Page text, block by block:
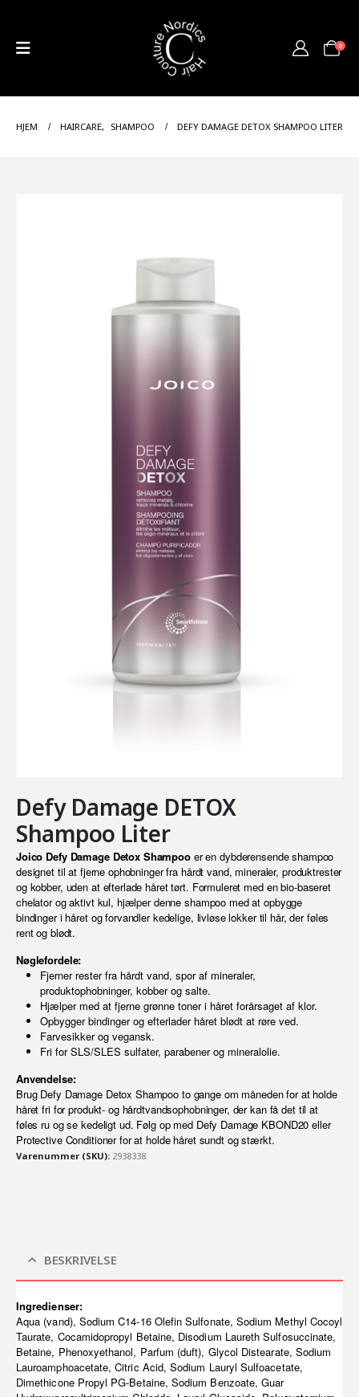
0
HJEM HAIRCARE, SHAMPOO DEFY DAMAGE DETOX SHAMPOO LITER
Defy Damage DETOX
Shampoo Liter
Joico Defy Damage Detox Shampooer en dybderensende shampoo
designet til at fjerne ophobninger fra hårdt vand, mineraler, produktrester
og kobber, uden at efterlade håret tørt. Formuleret med en bio-baseret
chelator og aktivt kul, hjælper denne shampoo med at opbygge
bindinger i håret og forvandler kedelige, livløse lokker til hår, der føles
rent og blødt.
Nøglefordele:
Fjerner rester fra hårdt vand, spor af mineraler,
produktophobninger, kobber og salte.
Hjælper med at fjerne grønne toner i håret forårsaget af klor.
Opbygger bindinger og efterlader håret blødt at røre ved.
Farvesikker og vegansk.
Fri for SLS/SLES sulfater, parabener og mineralolie.
Anvendelse:
Brug Defy Damage Detox Shampoo to gange om måneden for at holde
håret fri for produkt- og hårdtvandsophobninger, der kan få det til at
føles ru og se kedeligt ud. Følg op med Defy Damage KBOND20 eller
Protective Conditioner for at holde håret sundt og stærkt.
Varenummer (SKU): 2938338
BESKRIVELSE
Ingredienser:
Aqua (vand), Sodium C14-16 Olefin Sulfonate, Sodium Methyl Cocoyl
Taurate, Cocamidopropyl Betaine, Disodium Laureth Sulfosuccinate,
Betaine, Phenoxyethanol, Parfum (duft), Glycol Distearate, Sodium
Lauroamphoacetate, Citric Acid, Sodium Lauryl Sulfoacetate,
Dimethicone Propyl PG-Betaine, Sodium Benzoate, Guar